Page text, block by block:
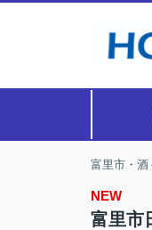
富里市・酒
NEW
富里